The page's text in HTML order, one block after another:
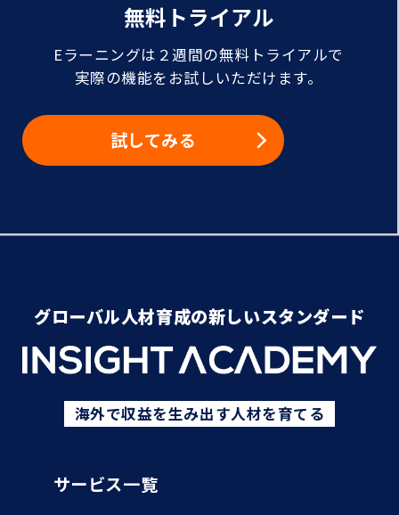
無料トライアル
Eラーニングは２週間の無料トライアルで
実際の機能をお試しいただけます。
試してみる
グローバル人材育成の新しいスタンダード
海外で収益を生み出す人材を育てる
サービス一覧